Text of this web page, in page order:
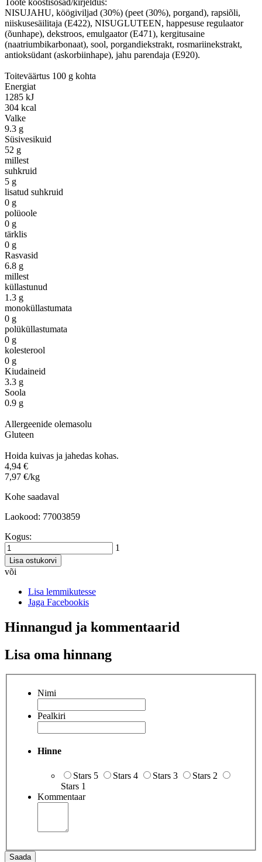
NISUJAHU, köögiviljad (30%) (peet (30%), porgand), rapsiõli,
niiskusesäilitaja (E422), NISUGLUTEEN, happesuse regulaator
(õunhape), dekstroos, emulgaator (E471), kergitusaine
(naatriumbikarbonaat), sool, porgandiekstrakt, rosmariinekstrakt,
antioksüdant (askorbiinhape), jahu parendaja (E920).
Toiteväärtus 100 g kohta
Energiat
1285 kJ
304 kcal
Valke
9.3 g
Süsivesikuid
52 g
millest
suhkruid
5 g
lisatud suhkruid
0 g
polüoole
0 g
tärklis
0 g
Rasvasid
6.8 g
millest
küllastunud
1.3 g
monoküllastumata
0 g
polüküllastumata
0 g
kolesterool
0 g
Kiudaineid
3.3 g
Soola
0.9 g
Allergeenide olemasolu
Gluteen
Hoida kuivas ja jahedas kohas.
4,94 €
7,97 €/kg
Kohe saadaval
Laokood: 77003859
Kogus:
1
Lisa ostukorvi
või
Lisa lemmikutesse
Jaga Facebookis
Hinnangud ja kommentaarid
Lisa oma hinnang
Nimi
Pealkiri
Hinne
Stars 5 Stars 4 Stars 3
Stars 2
Stars 1
Kommentaar
Saada